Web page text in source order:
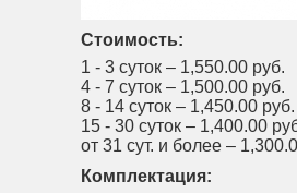
Стоимость:
1 - 3 суток – 1,550.00 руб.
4 - 7 суток – 1,500.00 руб.
8 - 14 суток – 1,450.00 руб.
15 - 30 суток – 1,400.00
от 31 сут. и более –
Комплектация: